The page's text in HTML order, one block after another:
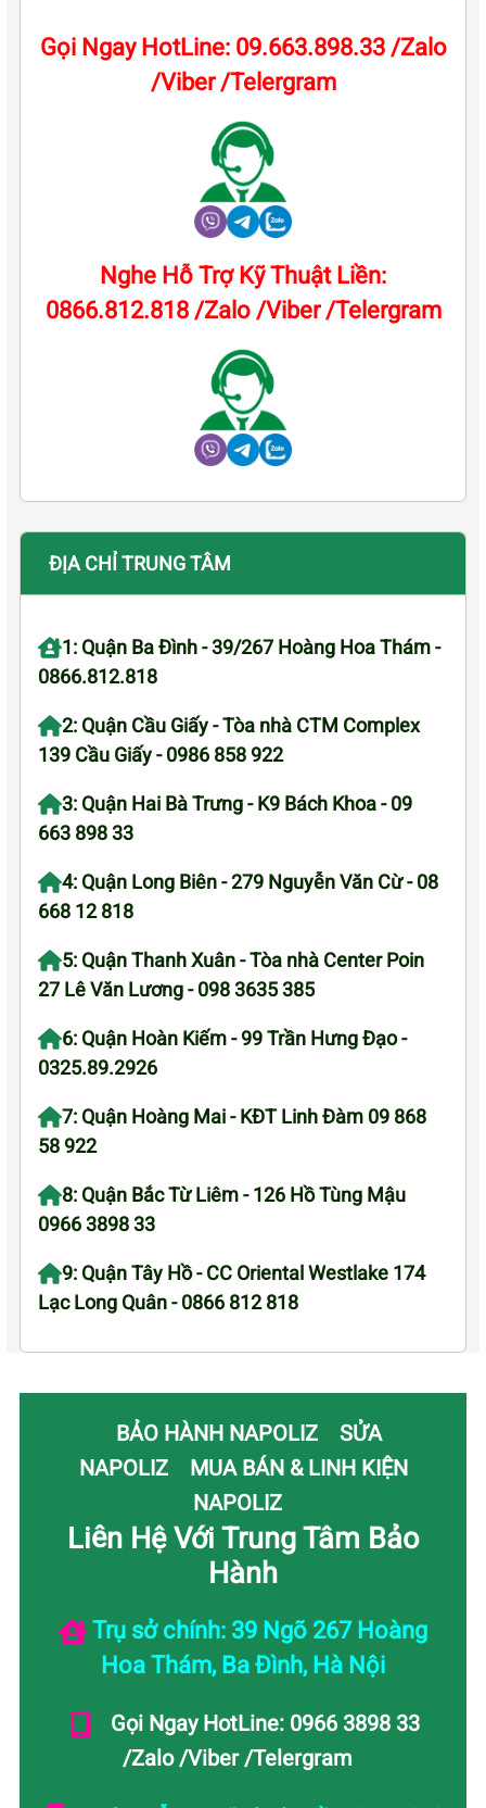
Gọi Ngay HotLine: 09.663.898.33 /Zalo
/Viber /Telergram
Nghe Hỗ Trợ Kỹ Thuật Liền:
0866.812.818 /Zalo /Viber /Telergram
ĐỊA CHỈ TRUNG TÂM
1: Quận Ba Đình - 39/267 Hoàng Hoa Thám -
0866.812.818
2: Quận Cầu Giấy - Tòa nhà CTM Complex
139 Cầu Giấy - 0986 858 922
3: Quận Hai Bà Trưng - K9 Bách Khoa - 09
663 898 33
4: Quận Long Biên - 279 Nguyễn Văn Cừ - 08
668 12 818
5: Quận Thanh Xuân - Tòa nhà Center Poin
27 Lê Văn Lương - 098 3635 385
6: Quận Hoàn Kiếm - 99 Trần Hưng Đạo -
0325.89.2926
7: Quận Hoàng Mai - KĐT Linh Đàm 09 868
58 922
8: Quận Bắc Từ Liêm - 126 Hồ Tùng Mậu
0966 3898 33
9: Quận Tây Hồ - CC Oriental Westlake 174
Lạc Long Quân - 0866 812 818
BẢO HÀNH NAPOLIZ
SỬA
NAPOLIZ
MUA BÁN & LINH KIỆN
NAPOLIZ
Liên Hệ Với Trung Tâm Bảo
Hành
Trụ sở chính: 39 Ngõ 267 Hoàng
Hoa Thám, Ba Đình, Hà Nội
Gọi Ngay HotLine: 0966 3898 33
/Zalo /Viber /Telergram